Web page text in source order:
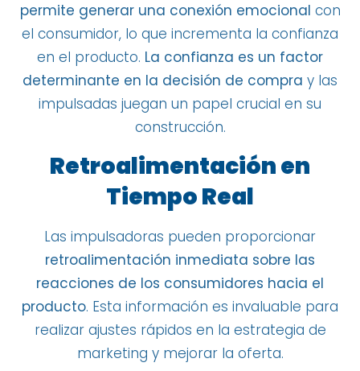
permite generar una conexión emocional con
el consumidor, lo que incrementa la confianza
en el producto. La confianza es un factor
determinante en la decisión de compra y las
impulsadas juegan un papel crucial en su
construcción.
Retroalimentación en
Tiempo Real
Las impulsadoras pueden proporcionar
retroalimentación inmediata sobre las
reacciones de los consumidores hacia el
producto. Esta información es invaluable para
realizar ajustes rápidos en la estrategia de
marketing y mejorar la oferta.